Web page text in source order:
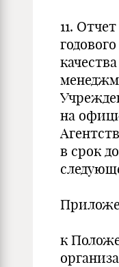
11.
на
в срок
к